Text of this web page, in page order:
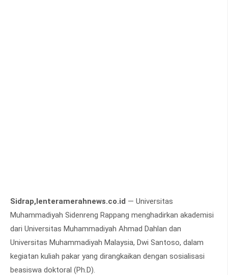
Sidrap,lenteramerahnews.co.id — Universitas
Muhammadiyah Sidenreng Rappang menghadirkan akademisi
dari Universitas Muhammadiyah Ahmad Dahlan dan
Universitas Muhammadiyah Malaysia, Dwi Santoso, dalam
kegiatan kuliah pakar yang dirangkaikan dengan sosialisasi
beasiswa doktoral (Ph.D).